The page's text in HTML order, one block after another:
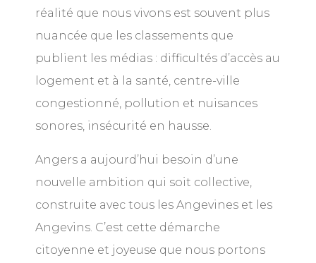
réalité que nous vivons est souvent plus
nuancée que les classements que
publient les médias : difficultés d’accès au
logement et à la santé, centre-ville
congestionné, pollution et nuisances
sonores, insécurité en hausse.
Angers a aujourd’hui besoin d’une
nouvelle ambition qui soit collective,
construite avec tous les Angevines et les
Angevins. C’est cette démarche
citoyenne et joyeuse que nous portons